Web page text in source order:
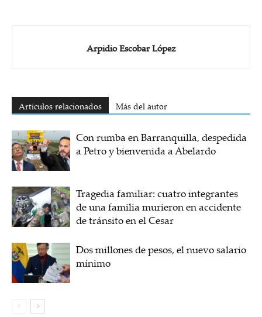
Arpidio Escobar López
Artículos relacionados Más del autor
Con rumba en Barranquilla, despedida
a Petro y bienvenida a Abelardo
Tragedia familiar: cuatro integrantes
de una familia murieron en accidente
de tránsito en el Cesar
Dos millones de pesos, el nuevo salario
mínimo